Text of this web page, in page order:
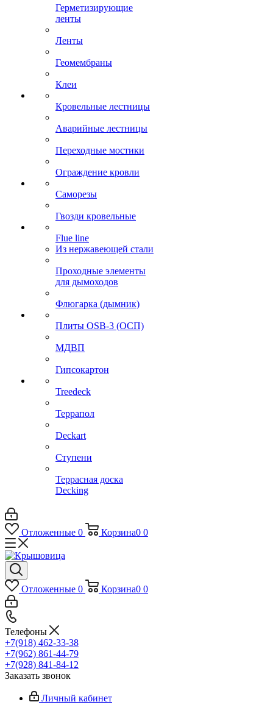
Герметизирующие
ленты
Ленты
Геомембраны
Клеи
Кровельные лестницы
Аварийные лестницы
Переходные мостики
Ограждение кровли
Саморезы
Гвозди кровельные
Flue line
Из нержавеющей стали
Проходные элементы
для дымоходов
Флюгарка (дымник)
Плиты OSB-3 (ОСП)
МДВП
Гипсокартон
Treedeck
Террапол
Deckart
Ступени
Террасная доска
Decking
Отложенные 0 Корзина0 0
Отложенные 0 Корзина0 0
Телефоны
+7(918) 462-33-38
+7(962) 861-44-79
+7(928) 841-84-12
Заказать звонок
Личный кабинет